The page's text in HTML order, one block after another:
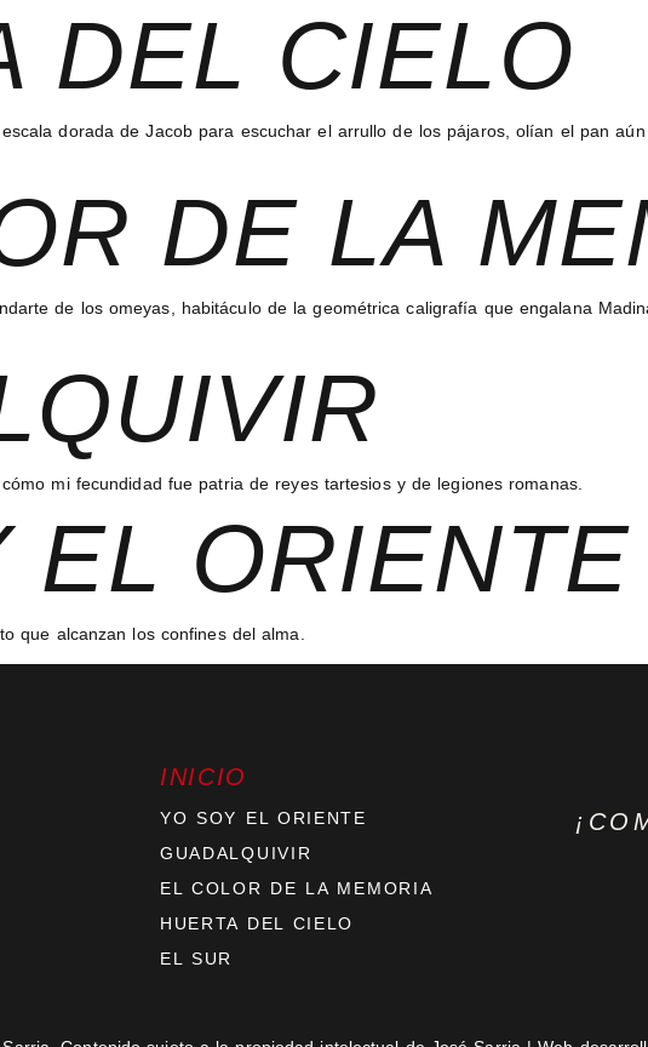
DEL CIELO
dorada de Jacob para escuchar el arrullo de los pájaros, olían el pan
DE LA
de los omeyas, habitáculo de la geométrica caligrafía que engalana
mi fecundidad fue patria de reyes tartesios y de legiones romanas.
EL ORIENTE
que alcanzan los confines del alma.
INICIO
YO SOY EL ORIENTE
GUADALQUIVIR
EL COLOR DE LA MEMORIA
HUERTA DEL CIELO
EL SUR